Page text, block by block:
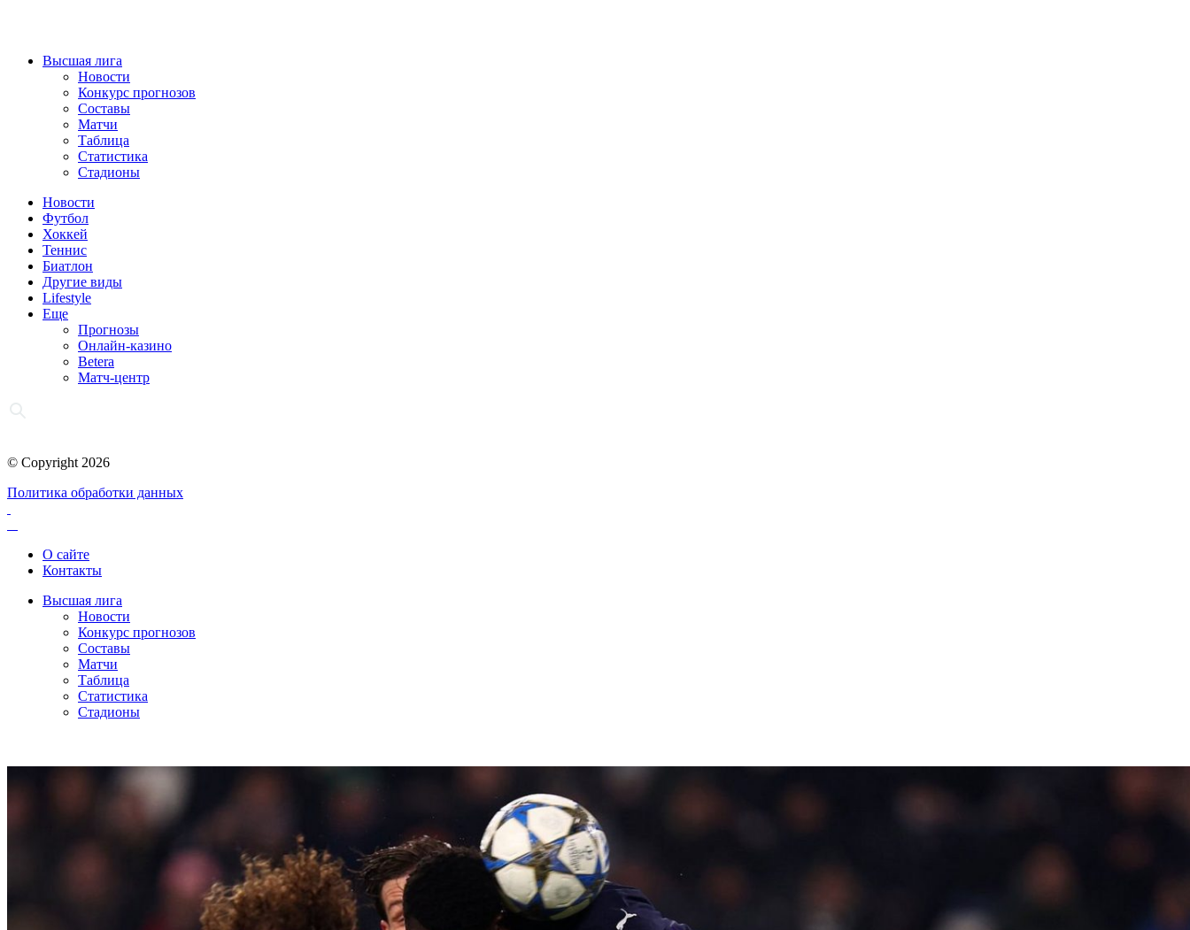
Высшая лига
Новости
Конкурс прогнозов
Составы
Матчи
Таблица
Статистика
Стадионы
Новости
Футбол
Хоккей
Теннис
Биатлон
Другие виды
Lifestyle
Еще
Прогнозы
Онлайн-казино
Betera
Матч-центр
© Copyright 2026
Политика обработки данных
О сайте
Контакты
Высшая лига
Новости
Конкурс прогнозов
Составы
Матчи
Таблица
Статистика
Стадионы